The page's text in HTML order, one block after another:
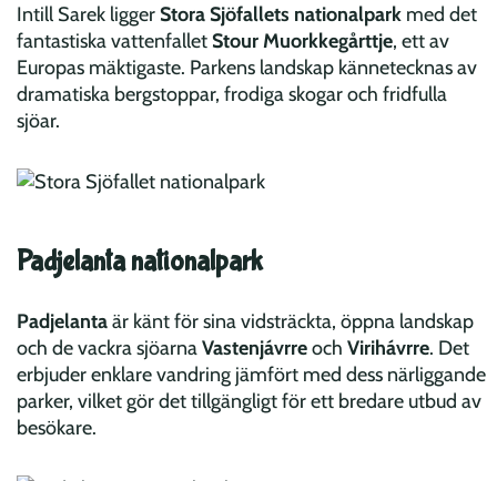
Intill Sarek liggerStora Sjöfallets nationalpark med det
fantastiska vattenfalletStour Muorkkegårttje, ett av
Europas mäktigaste. Parkens landskap kännetecknas av
dramatiska bergstoppar, frodiga skogar och fridfulla
sjöar.
Padjelanta nationalpark
Padjelantaär känt för sina vidsträckta, öppna landskap
och de vackra sjöarnaVastenjávrreoch Virihávrre. Det
erbjuder enklare vandring jämfört med dess närliggande
parker, vilket gör det tillgängligt för ett bredare utbud av
besökare.